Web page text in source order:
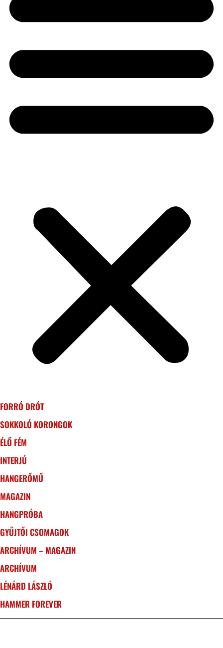
FORRÓ DRÓT
SOKKOLÓ KORONGOK
ÉLŐ FÉM
INTERJÚ
HANGERŐMŰ
MAGAZIN
HANGPRÓBA
GYŰJTŐI CSOMAGOK
ARCHÍVUM – MAGAZIN
ARCHÍVUM
LÉNÁRD LÁSZLÓ
HAMMER FOREVER